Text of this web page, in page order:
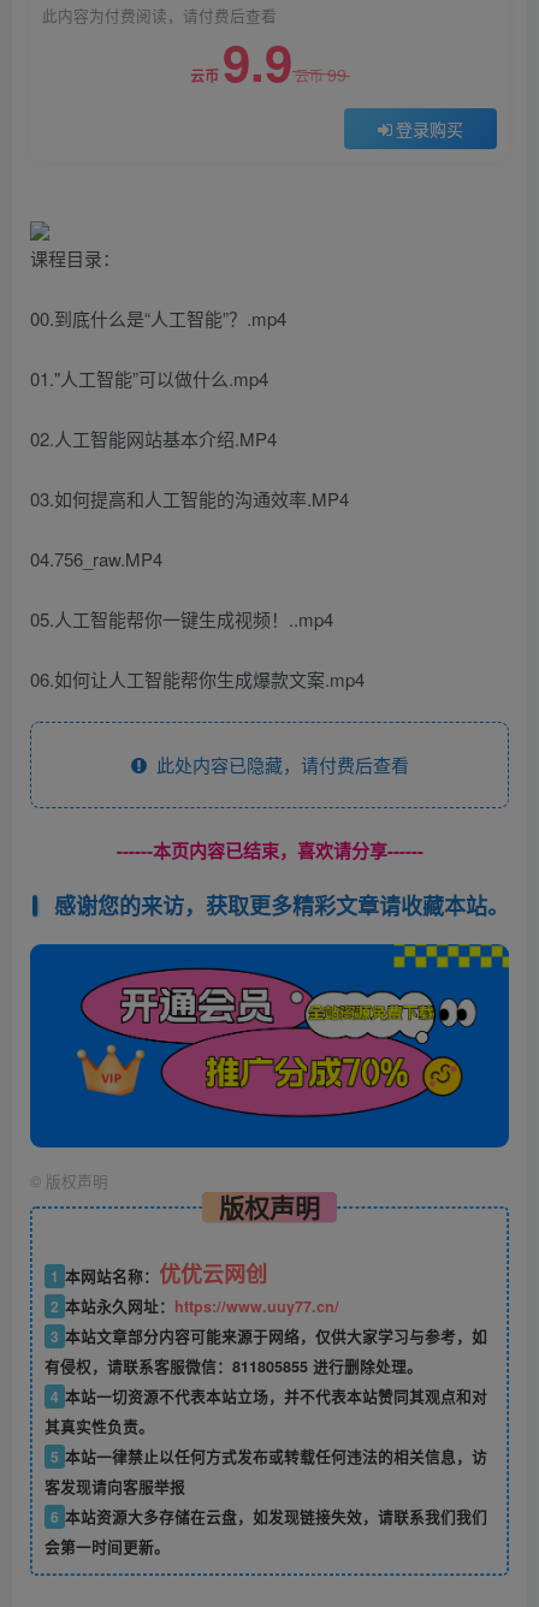
此内容为付费阅读，请付费后查看
云币 9.9云币99
登录购买
课程目录：
00.到底什么是“人工智能”？.mp4
01."人工智能”可以做什么.mp4
02.人工智能网站基本介绍.MP4
03.如何提高和人工智能的沟通效率.MP4
04.756_raw.MP4
05.人工智能帮你一键生成视频！..mp4
06.如何让人工智能帮你生成爆款文案.mp4
此处内容已隐藏，请付费后查看
------本页内容已结束，喜欢请分享------
感谢您的来访，获取更多精彩文章请收藏本站。
© 版权声明
版权声明
1 本网站名称： 优优云网创
2 本站永久网址： https://www.uuy77.cn/
3 本站文章部分内容可能来源于网络，仅供大家学习与参考，如
有侵权，请联系客服微信：811805855 进行删除处理。
4 本站一切资源不代表本站立场，并不代表本站赞同其观点和对
其真实性负责。
5 本站一律禁止以任何方式发布或转载任何违法的相关信息，访
客发现请向客服举报
6 本站资源大多存储在云盘，如发现链接失效，请联系我们我们
会第一时间更新。